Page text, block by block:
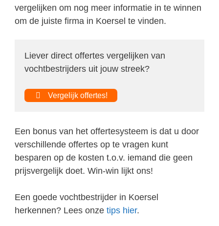
vergelijken om nog meer informatie in te winnen
om de juiste firma in Koersel te vinden.
Liever direct offertes vergelijken van
vochtbestrijders uit jouw streek?
Vergelijk offertes!
Een bonus van het offertesysteem is dat u door
verschillende offertes op te vragen kunt
besparen op de kosten t.o.v. iemand die geen
prijsvergelijk doet. Win-win lijkt ons!
Een goede vochtbestrijder in Koersel
herkennen? Lees onze tips hier.